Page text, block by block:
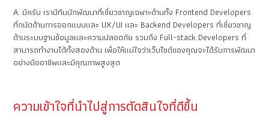
A: มีครับ เรามีทีมนักพัฒนาที่เชี่ยวชาญเฉพาะด้านทั้ง Frontend Developers
ที่ถนัดด้านการออกแบบและ UX/UI และ Backend Developers ที่เชี่ยวชาญ
ด้านระบบฐานข้อมูลและความปลอดภัย รวมถึง Full-stack Developers ที่
สามารถทำงานได้ทั้งสองด้าน เพื่อให้แน่ใจว่าเว็บไซต์ของคุณจะได้รับการพัฒนา
อย่างมืออาชีพและมีคุณภาพสูงสุด
ความเข้าใจที่นำไปสู่การตัดสินใจที่ดีขึ้น